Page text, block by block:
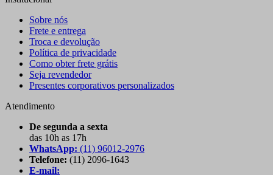
Sobre nós
Frete e entrega
Troca e devolução
Política de privacidade
Como obter frete grátis
Seja revendedor
Presentes corporativos personalizados
Atendimento
De segunda a sexta
das 10h as 17h
WhatsApp: (11) 96012-2976
Telefone: (11) 2096-1643
E-mail: